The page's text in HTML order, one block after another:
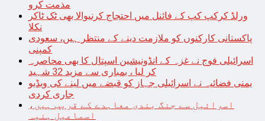
مذمت کرو
ورلڈ کرکپ کپ کے فائنل میں احتجاج کرنیوالا بھی ٹک ٹاکر
نکلا
پاکستانی کارکنوں کو ملازمت دینے کے منتظر ہیں، سعودی
کمپنی
اسرائیلی فوج نے غزہ کے انڈونیشین اسپتال کا بھی محاصرہ
کر لیا ، بمباری سے مزید 32 شہید
یمنی فضائیہ نے اسرائیلی جہاز کو قبضے میں لینے کی ویڈیو
جاری کردی
اسرائیل سے جنگ بندی معاہدے کے قریب ہیں،
اسماعیل ہنیہ